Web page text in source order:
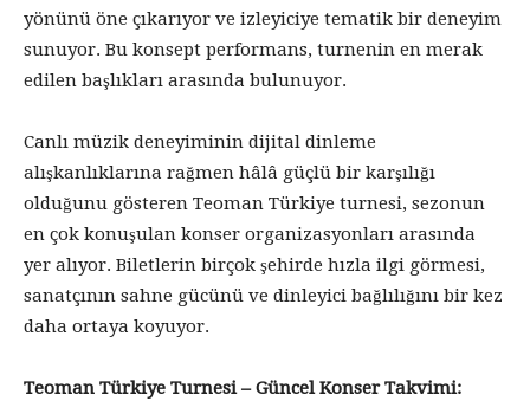
yönünü öne çıkarıyor ve izleyiciye tematik bir deneyim
sunuyor. Bu konsept performans, turnenin en merak
edilen başlıkları arasında bulunuyor.
Canlı müzik deneyiminin dijital dinleme
alışkanlıklarına rağmen hâlâ güçlü bir karşılığı
olduğunu gösteren Teoman Türkiye turnesi, sezonun
en çok konuşulan konser organizasyonları arasında
yer alıyor. Biletlerin birçok şehirde hızla ilgi görmesi,
sanatçının sahne gücünü ve dinleyici bağlılığını bir kez
daha ortaya koyuyor.
Teoman Türkiye Turnesi – Güncel Konser Takvimi: